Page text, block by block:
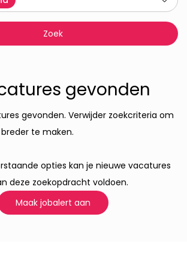
gevonden
gevonden. Verwijder zoekcriteria om
te maken.
opties kan je nieuwe vacatures
deze zoekopdracht voldoen.
Maak jobalert aan